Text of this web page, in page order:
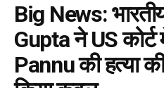
Big News:
Gupta ने US
Pannu की हत्या